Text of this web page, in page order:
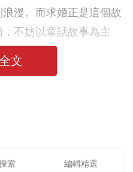
漫。而求婚正是這個故
不妨以童話故事為主
文
索 編輯精選